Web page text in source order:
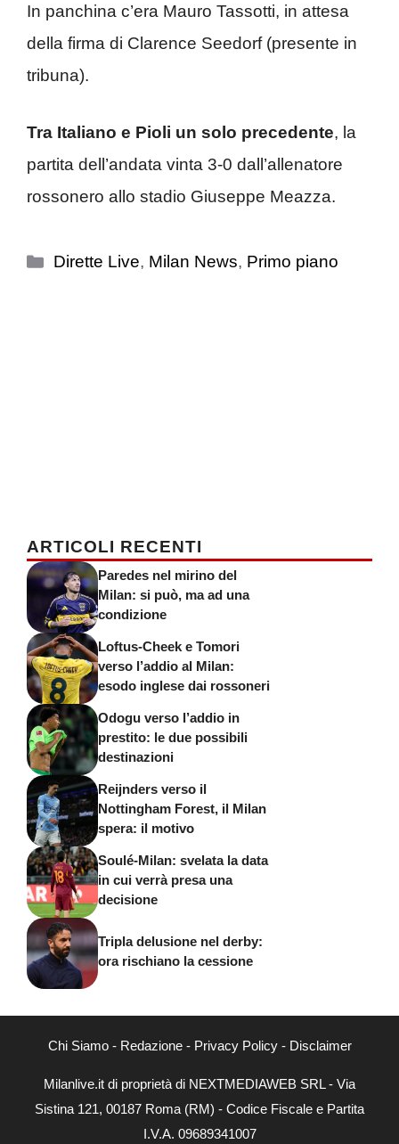
In panchina c’era Mauro Tassotti, in attesa
della firma di Clarence Seedorf (presente in
tribuna).
Tra Italiano e Pioli un solo precedente, la
partita dell’andata vinta 3-0 dall’allenatore
rossonero allo stadio Giuseppe Meazza.
Categorie
Dirette Live, Milan News, Primo piano
ARTICOLI RECENTI
Paredes nel mirino del
Milan: si può, ma ad una
condizione
Loftus-Cheek e Tomori
verso l’addio al Milan:
esodo inglese dai rossoneri
Odogu verso l’addio in
prestito: le due possibili
destinazioni
Reijnders verso il
Nottingham Forest, il Milan
spera: il motivo
Soulé-Milan: svelata la data
in cui verrà presa una
decisione
Tripla delusione nel derby:
ora rischiano la cessione
Chi Siamo- Redazione- Privacy Policy- Disclaimer
Milanlive.it di proprietà di NEXTMEDIAWEB SRL - Via
Sistina 121, 00187 Roma (RM) - Codice Fiscale e Partita
I.V.A. 09689341007